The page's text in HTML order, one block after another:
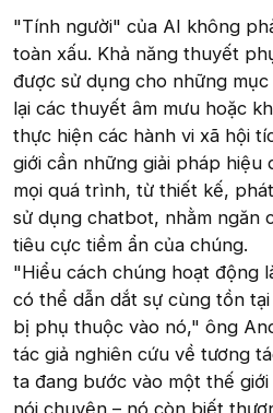
"Tính người" của AI không
toàn xấu. Khả năng thuyết
được sử dụng cho những
lại các thuyết âm mưu hoặc
thực hiện các hành vi xã hội
giới cần những giải pháp hiệu
mọi quá trình, từ thiết kế,
sử dụng chatbot, nhằm ngăn
tiêu cực tiềm ẩn của chúng.
"Hiểu cách chúng hoạt động
có thể dẫn dắt sự cùng tồn
bị phụ thuộc vào nó," ông
tác giả nghiên cứu về tương
ta đang bước vào một thế
nói chuyện – nó còn biết